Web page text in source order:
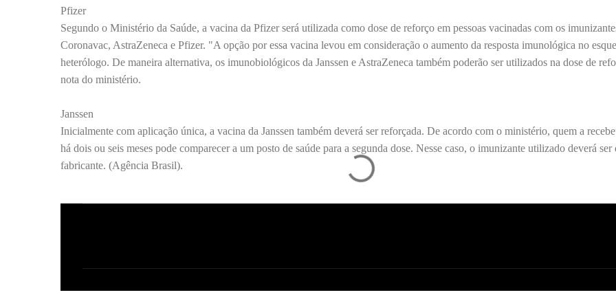
Pfizer
Segundo o Ministério da Saúde, a vacina da Pfizer será utilizada como dose de reforço em pessoas vacinadas com os
Coronavac, AstraZeneca e Pfizer. "A opção por essa vacina levou em consideração o aumento da resposta imunológica no
heterólogo. De maneira alternativa, os imunobiológicos da Janssen e AstraZeneca também poderão ser utilizados na dose de
nota do ministério.
Janssen
Inicialmente com aplicação única, a vacina da Janssen também deverá ser reforçada. De acordo com o ministério, quem a
há dois ou seis meses pode comparecer a um posto de saúde para a segunda dose. Nesse caso, o imunizante utilizado deverá ser
fabricante. (Agência Brasil).